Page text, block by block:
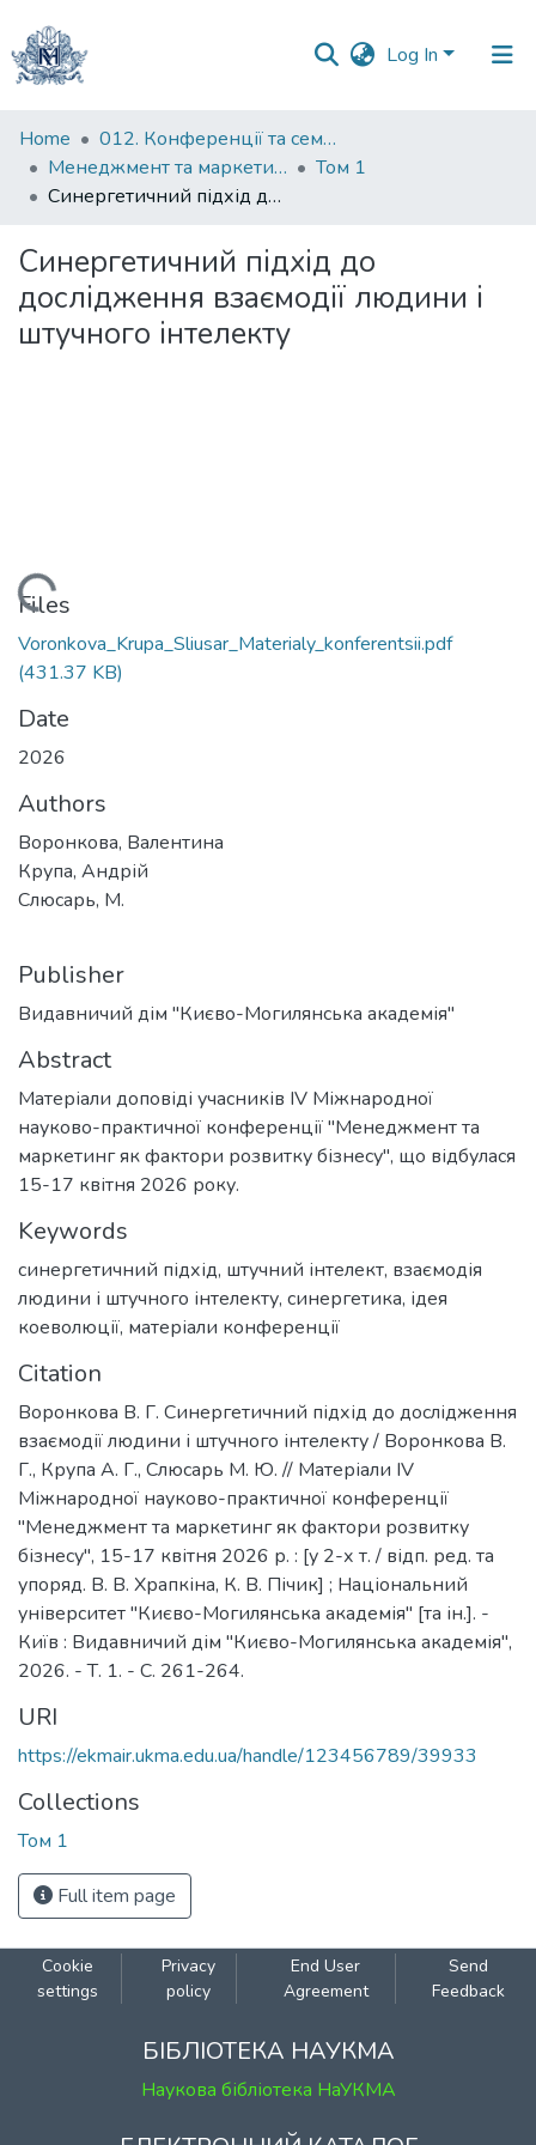
Log In
Communities
&
Collections
Statistics
Home
012. Конференції та семінари НаУКМА
Менеджмент та маркетинг як фактори розвитку бізнесу : матеріали ІV Міжнародної науково-практичної конференції 15-17 квітня 2026 р.
Том 1
Синергетичний підхід до дослідження взаємодії людини і штучного інтелекту
Синергетичний підхід до
дослідження взаємодії людини і
штучного інтелекту
Files
Voronkova_Krupa_Sliusar_Materialy_konferentsii.pdf
(431.37 KB)
Date
2026
Authors
Воронкова, Валентина
Крупа, Андрій
Слюсарь, М.
Publisher
Видавничий дім "Києво-Могилянська академія"
Abstract
Матеріали доповіді учасників IV Міжнародної
науково-практичної конференції "Менеджмент та
маркетинг як фактори розвитку бізнесу", що відбулася
15-17 квітня 2026 року.
Keywords
синергетичний підхід, штучний інтелект, взаємодія
людини і штучного інтелекту, синергетика, ідея
коеволюції, матеріали конференції
Citation
Воронкова В. Г. Синергетичний підхід до дослідження
взаємодії людини і штучного інтелекту / Воронкова В.
Г., Крупа А. Г., Слюсарь М. Ю. // Матеріали ІV
Міжнародної науково-практичної конференції
"Менеджмент та маркетинг як фактори розвитку
бізнесу", 15-17 квітня 2026 р. : [у 2-х т. / відп. ред. та
упоряд. В. В. Храпкіна, К. В. Пічик] ; Національний
університет "Києво-Могилянська академія" [та ін.]. -
Київ : Видавничий дім "Києво-Могилянська академія",
2026. - Т. 1. - С. 261-264.
URI
https://ekmair.ukma.edu.ua/handle/123456789/39933
Collections
Том 1
Full item page
Cookie
settings
Privacy
policy
End User
Agreement
Send
Feedback
БІБЛІОТЕКА НАУКМА
Наукова бібліотека НаУКМА